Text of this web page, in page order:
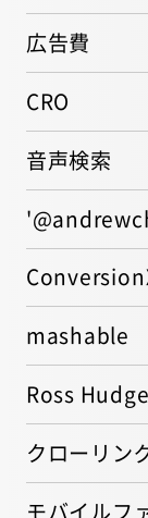
広告費
CRO
音声検索
mashable
Ross
クローリン
モバイルフ